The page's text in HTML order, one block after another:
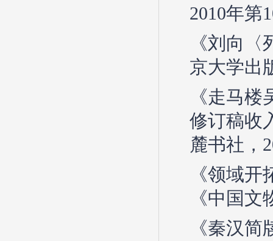
2010年第
《刘向
京大学出
《走马
修订稿收
麓书社，
《领域
《中国
《秦汉